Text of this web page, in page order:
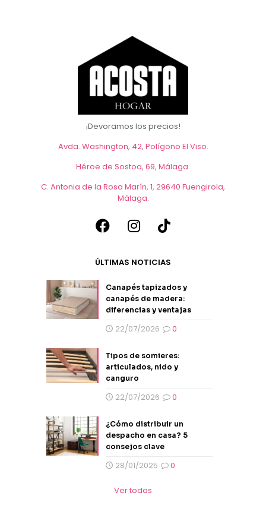
elegir
página
producto
¡Devoramos los precios!
Avda. Washington, 42, Polígono El Viso.
Héroe de Sostoa, 69, Málaga.
C. Antonia de la Rosa Marín, 1, 29640 Fuengirola,
Málaga.
ÚLTIMAS NOTICIAS
Canapés tapizados y
canapés de madera:
diferencias y ventajas
22/07/2026 0
Tipos de somieres:
articulados, nido y
canguro
22/07/2026 0
¿Cómo distribuir un
despacho en casa? 5
consejos clave
28/01/2025 0
Ver todas